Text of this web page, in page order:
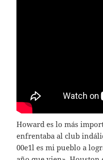
Howard es lo más
enfrentaba al club
00e1l es mi pueblo a